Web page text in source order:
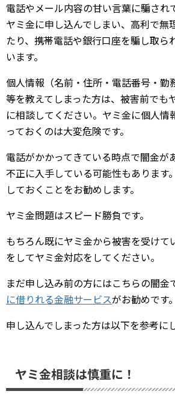
電話やメール内容の甘い言葉に騙され
ヤミ金に申し込んでしまい、高利で無
たり、携帯電話や銀行口座を騙し取ら
います。
個人情報（名前・住所・電話番号・勤
等を教えてしまった方は、被害前でも
に相談してください。ヤミ金に個人情
っておくのは大変危険です。
電話がかかってきている時点で闇金が
不正に入手している可能性もあります
しておくことをお勧めします。
ヤミ金問題はスピード勝負です。
もちろん既にヤミ金から被害を受けて
をしてヤミ金対応をしてください。
まだ申し込み前の方にはこちらの闇金
に借りれる金融サービスがお勧めです。
申し込んでしまった方は以下を参考に
ヤミ金相談は慎重に！